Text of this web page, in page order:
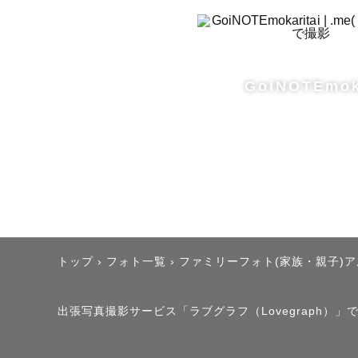
トップ › フォト一覧 › ファミリーフォト(家族・親子)
出張写真撮影サービス「ラブグラフ（Lovegraph）」